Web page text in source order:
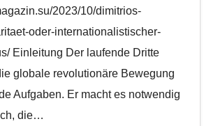
2023/10/dimitrios-
oder-internationalistischer-
Einleitung Der laufende Dritte
globale revolutionäre Bewegung
Aufgaben. Er macht es notwendig
die…